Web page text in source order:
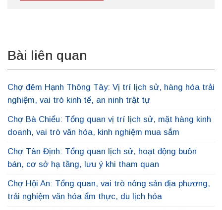
Bài liên quan
Chợ đêm Hạnh Thông Tây: Vị trí lịch sử, hàng hóa trải
nghiệm, vai trò kinh tế, an ninh trật tự
Chợ Bà Chiểu: Tổng quan vị trí lịch sử, mặt hàng kinh
doanh, vai trò văn hóa, kinh nghiệm mua sắm
Chợ Tân Định: Tổng quan lịch sử, hoạt động buôn
bán, cơ sở hạ tầng, lưu ý khi tham quan
Chợ Hội An: Tổng quan, vai trò nông sản địa phương,
trải nghiệm văn hóa ẩm thực, du lịch hóa